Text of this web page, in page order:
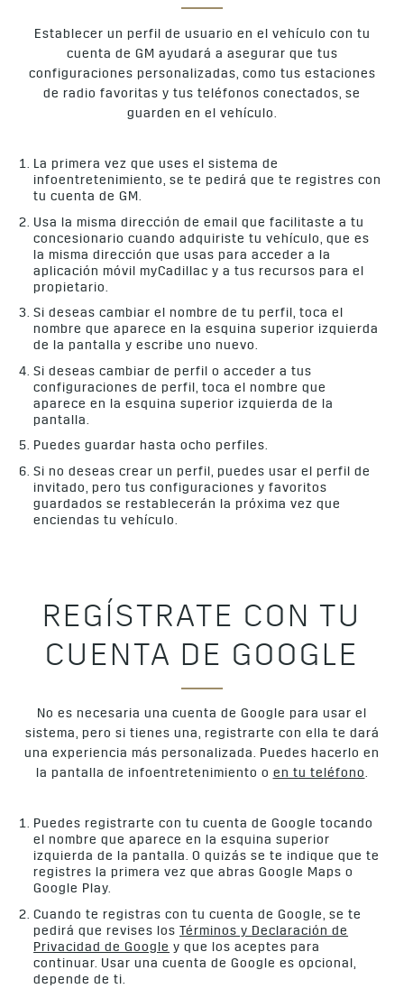
Establecer un perfil de usuario en el vehículo con tu
cuenta de GM ayudará a asegurar que tus
configuraciones personalizadas, como tus estaciones
de radio favoritas y tus teléfonos conectados, se
guarden en el vehículo.
La primera vez que uses el sistema de
infoentretenimiento, se te pedirá que te registres con
tu cuenta de GM.
Usa la misma dirección de email que facilitaste a tu
concesionario cuando adquiriste tu vehículo, que es
la misma dirección que usas para acceder a la
aplicación móvil myCadillac y a tus recursos para el
propietario.
Si deseas cambiar el nombre de tu perfil, toca el
nombre que aparece en la esquina superior izquierda
de la pantalla y escribe uno nuevo.
Si deseas cambiar de perfil o acceder a tus
configuraciones de perfil, toca el nombre que
aparece en la esquina superior izquierda de la
pantalla.
Puedes guardar hasta ocho perfiles.
Si no deseas crear un perfil, puedes usar el perfil de
invitado, pero tus configuraciones y favoritos
guardados se restablecerán la próxima vez que
enciendas tu vehículo.
REGÍSTRATE CON TU
CUENTA DE GOOGLE
No es necesaria una cuenta de Google para usar el
sistema, pero si tienes una, registrarte con ella te dará
una experiencia más personalizada. Puedes hacerlo en
la pantalla de infoentretenimiento o en tu teléfono.
Puedes registrarte con tu cuenta de Google tocando
el nombre que aparece en la esquina superior
izquierda de la pantalla. O quizás se te indique que te
registres la primera vez que abras Google Maps o
Google Play.
Cuando te registras con tu cuenta de Google, se te
pedirá que revises los Términos y Declaración de
Privacidad de Google y que los aceptes para
continuar. Usar una cuenta de Google es opcional,
depende de ti.